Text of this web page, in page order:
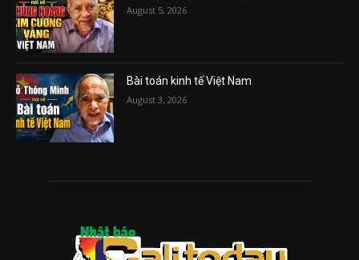
August 5, 2026
Bài toán kinh tế Việt Nam
August 3, 2026